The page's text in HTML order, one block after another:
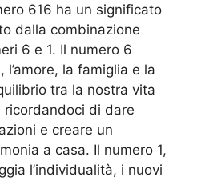
616 ha un significato
dalla combinazione
6 e 1. Il numero 6
l’amore, la famiglia e la
tra la nostra vita
ricordandoci di dare
e creare un
a casa. Il numero 1,
l’individualità, i nuovi